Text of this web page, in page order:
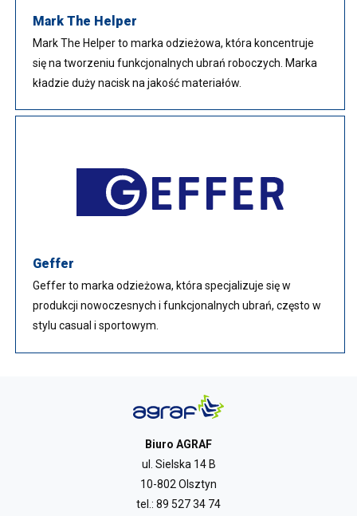
Mark The Helper
Mark The Helper to marka odzieżowa, która koncentruje
się na tworzeniu funkcjonalnych ubrań roboczych. Marka
kładzie duży nacisk na jakość materiałów.
Geffer
Geffer to marka odzieżowa, która specjalizuje się w
produkcji nowoczesnych i funkcjonalnych ubrań, często w
stylu casual i sportowym.
Biuro AGRAF
ul. Sielska 14 B
10-802 Olsztyn
tel.: 89 527 34 74